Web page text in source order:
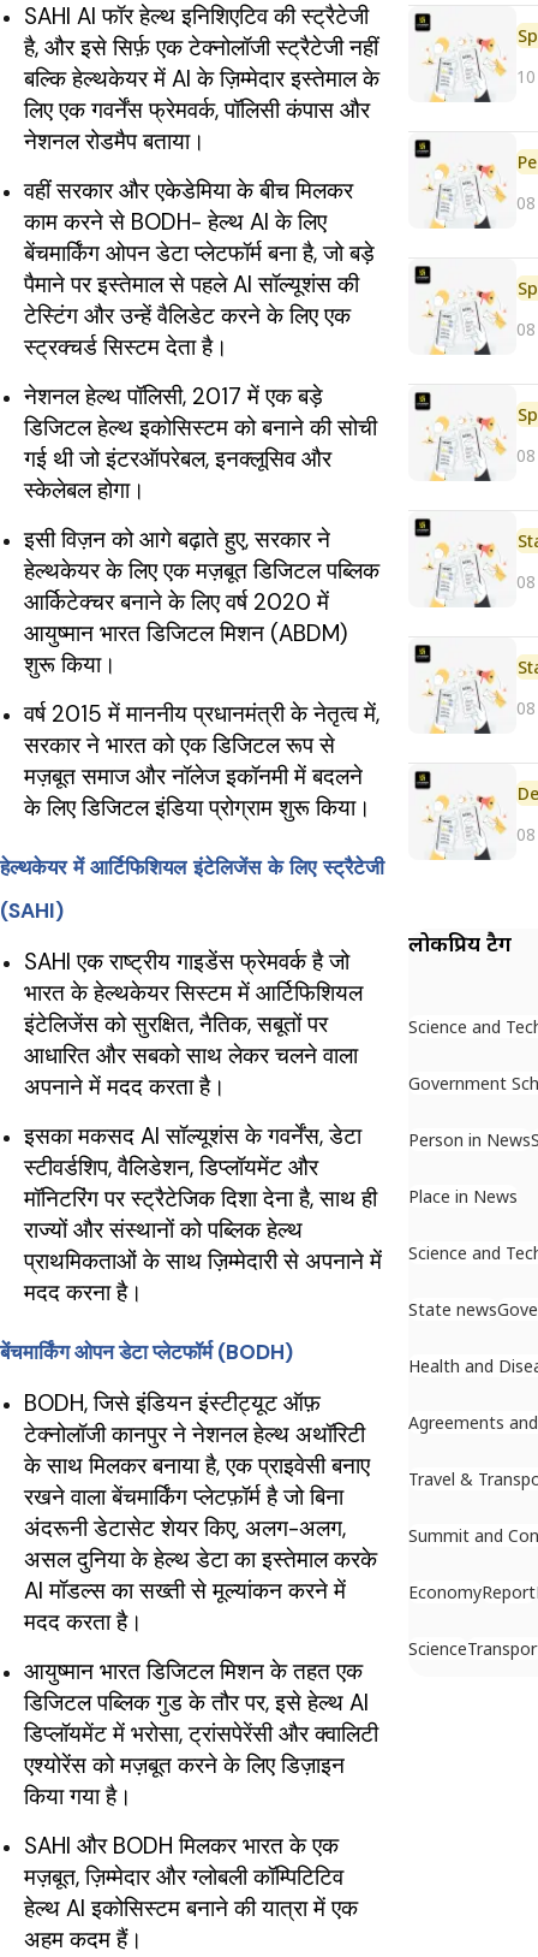
SAHI AI फॉर हेल्थ इनिशिएटिव की स्ट्रैटेजी
है, और इसे सिर्फ़ एक टेक्नोलॉजी स्ट्रैटेजी नहीं
बल्कि हेल्थकेयर में AI के ज़िम्मेदार इस्तेमाल के
लिए एक गवर्नेंस फ्रेमवर्क, पॉलिसी कंपास और
नेशनल रोडमैप बताया।
वहीं सरकार और एकेडेमिया के बीच मिलकर
काम करने से BODH- हेल्थ AI के लिए
बेंचमार्किंग ओपन डेटा प्लेटफॉर्म बना है, जो बड़े
पैमाने पर इस्तेमाल से पहले AI सॉल्यूशंस की
टेस्टिंग और उन्हें वैलिडेट करने के लिए एक
स्ट्रक्चर्ड सिस्टम देता है।
नेशनल हेल्थ पॉलिसी, 2017 में एक बड़े
डिजिटल हेल्थ इकोसिस्टम को बनाने की सोची
गई थी जो इंटरऑपरेबल, इनक्लूसिव और
स्केलेबल होगा।
इसी विज़न को आगे बढ़ाते हुए, सरकार ने
हेल्थकेयर के लिए एक मज़बूत डिजिटल पब्लिक
आर्किटेक्चर बनाने के लिए वर्ष 2020 में
आयुष्मान भारत डिजिटल मिशन (ABDM)
शुरू किया।
वर्ष 2015 में माननीय प्रधानमंत्री के नेतृत्व में,
सरकार ने भारत को एक डिजिटल रूप से
मज़बूत समाज और नॉलेज इकॉनमी में बदलने
के लिए डिजिटल इंडिया प्रोग्राम शुरू किया।
हेल्थकेयर में आर्टिफिशियल इंटेलिजेंस के लिए स्ट्रैटेजी
(SAHI)
SAHI एक राष्ट्रीय गाइडेंस फ्रेमवर्क है जो
भारत के हेल्थकेयर सिस्टम में आर्टिफिशियल
इंटेलिजेंस को सुरक्षित, नैतिक, सबूतों पर
आधारित और सबको साथ लेकर चलने वाला
अपनाने में मदद करता है।
इसका मकसद AI सॉल्यूशंस के गवर्नेंस, डेटा
स्टीवर्डशिप, वैलिडेशन, डिप्लॉयमेंट और
मॉनिटरिंग पर स्ट्रैटेजिक दिशा देना है, साथ ही
राज्यों और संस्थानों को पब्लिक हेल्थ
प्राथमिकताओं के साथ ज़िम्मेदारी से अपनाने में
मदद करना है।
बेंचमार्किंग ओपन डेटा प्लेटफॉर्म (BODH)
BODH, जिसे इंडियन इंस्टीट्यूट ऑफ़
टेक्नोलॉजी कानपुर ने नेशनल हेल्थ अथॉरिटी
के साथ मिलकर बनाया है, एक प्राइवेसी बनाए
रखने वाला बेंचमार्किंग प्लेटफ़ॉर्म है जो बिना
अंदरूनी डेटासेट शेयर किए, अलग-अलग,
असल दुनिया के हेल्थ डेटा का इस्तेमाल करके
AI मॉडल्स का सख्ती से मूल्यांकन करने में
मदद करता है।
आयुष्मान भारत डिजिटल मिशन के तहत एक
डिजिटल पब्लिक गुड के तौर पर, इसे हेल्थ AI
डिप्लॉयमेंट में भरोसा, ट्रांसपेरेंसी और क्वालिटी
एश्योरेंस को मज़बूत करने के लिए डिज़ाइन
किया गया है।
SAHI और BODH मिलकर भारत के एक
मज़बूत, ज़िम्मेदार और ग्लोबली कॉम्पिटिटिव
हेल्थ AI इकोसिस्टम बनाने की यात्रा में एक
अहम कदम हैं।
लोकप्रिय टैग
Science and
Government
Person in News
Place in News
Science and
State news
Health and
Agreements
Travel &
Summit and
EconomyReport
Science